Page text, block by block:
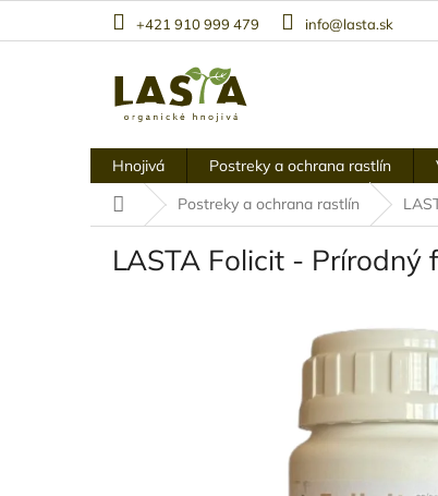
+421 910 999 479 info@lasta.sk
Hnojivá Postreky a ochrana rastlín
DomovPostreky a ochrana rastlín
LASTA Folicit - Prírodný